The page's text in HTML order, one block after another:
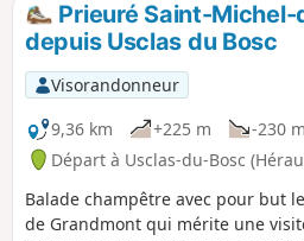
Prieuré Saint-
depuis Usclas du Bosc
Visorandonneur
9,36 km
+225 m -230 m
Départ à Usclas-du-Bosc
Balade champêtre avec pour but
de Grandmont qui mérite une